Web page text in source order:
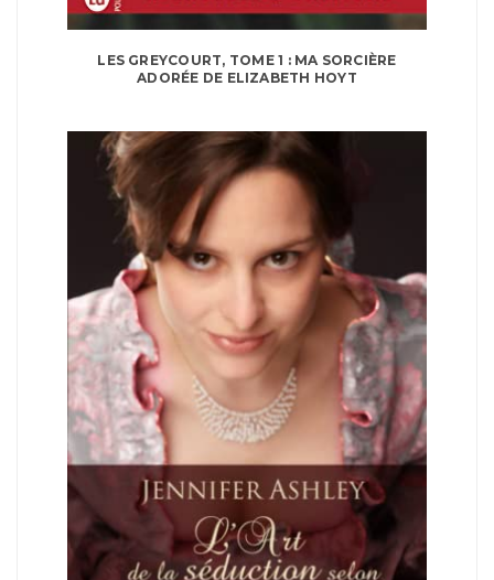
LES GREYCOURT, TOME 1 : MA SORCIÈRE
ADORÉE DE ELIZABETH HOYT